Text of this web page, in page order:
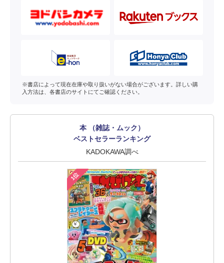
※書店によって現在在庫や取り扱いがない場合がございます。詳しい購
入方法は、各書店のサイトにてご確認ください。
本 （雑誌・ムック）
ベストセラーランキング
KADOKAWA調べ
1位